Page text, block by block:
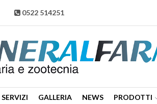
0522 514251
SERVIZI GALLERIA NEWS PRODOTTI